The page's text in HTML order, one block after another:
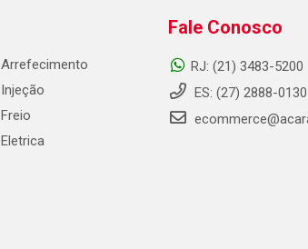
Arrefecimento
Injeção
Freio
Eletrica
Fale Conosco
RJ: (21) 3483-5200
ES: (27) 2888-0130